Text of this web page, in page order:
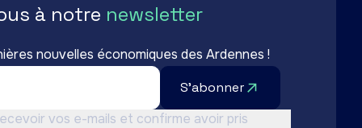
à notre newsletter
nouvelles économiques des Ardennes !
S'abonner
* vos e-mails et confirme avoir pris